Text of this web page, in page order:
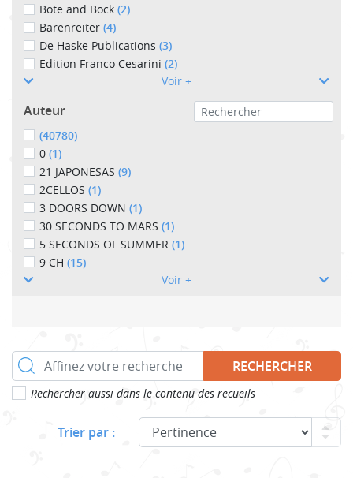
Bote and Bock (2)
Bärenreiter (4)
De Haske Publications (3)
Edition Franco Cesarini (2)
Voir +
Auteur
(40780)
0 (1)
21 JAPONESAS (9)
2CELLOS (1)
3 DOORS DOWN (1)
30 SECONDS TO MARS (1)
5 SECONDS OF SUMMER (1)
9 CH (15)
Voir +
RECHERCHER
Rechercher aussi dans le contenu des recueils
Trier par :